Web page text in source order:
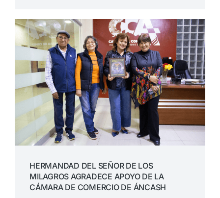
HERMANDAD DEL SEÑOR DE LOS
MILAGROS AGRADECE APOYO DE LA
CÁMARA DE COMERCIO DE ÁNCASH